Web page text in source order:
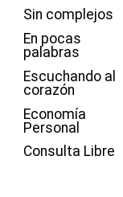
Sin complejos
En pocas
palabras
Escuchando al
corazón
Economía
Personal
Consulta Libre